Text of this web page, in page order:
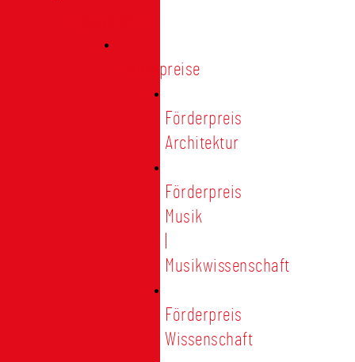
Förderpreise
Förderpreis
Architektur
Förderpreis
Musik
Musikwissenschaft
Förderpreis
Wissenschaft